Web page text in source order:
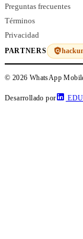
Preguntas frecuentes
Términos
Privacidad
PARTNERS
© 2026 WhatsApp
Desarrollado por